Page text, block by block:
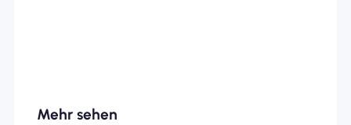
Mehr sehen